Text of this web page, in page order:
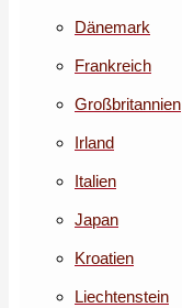
Dänemark
Frankreich
Großbritannien
Irland
Italien
Japan
Kroatien
Liechtenstein